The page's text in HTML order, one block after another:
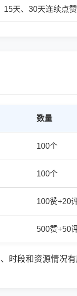
15天、30天连续点
数量
100个
100个
100赞+20
500赞+50
时段和资源情况